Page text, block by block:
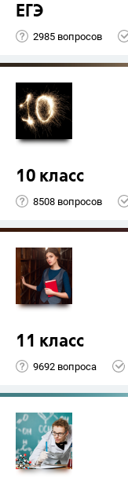
ЕГЭ
2985 вопросов
10 класс
8508 вопросов
11 класс
9692 вопроса